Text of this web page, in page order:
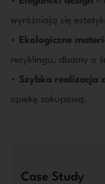
wyróżniają się
•
Ekologiczne
recyklingu, dbamy o
• Szybka realizacja
opiekę zakupową.
Case Study